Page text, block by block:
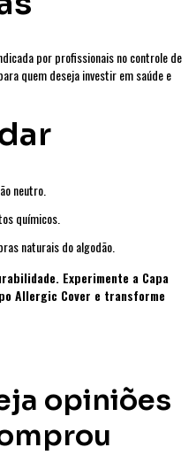
por profissionais no controle de
quem deseja investir em saúde e
neutro.
químicos.
naturais do algodão.
Experimente a Capa
Allergic Cover e transforme
opiniões